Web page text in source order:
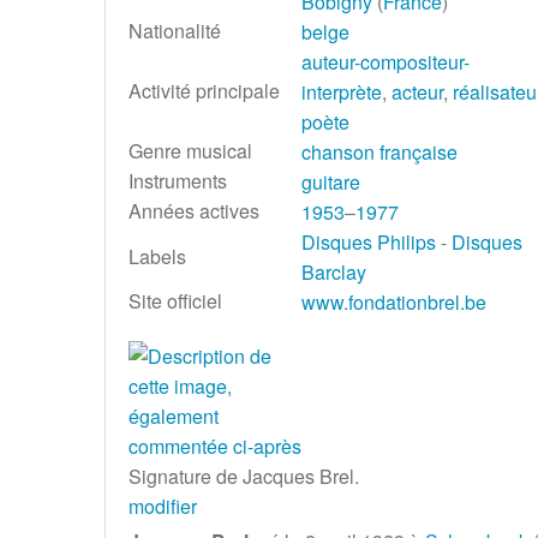
Nationalité
belge
Activité principale
auteur-compositeur-
interprète, acteur,
poète
Genre musical
chanson française
Instruments
guitare
Années actives
1953–1977
Labels
Disques Philips- Disques
Barclay
Site officiel
www.fondationbrel.be
Signature de Jacques Brel.
modifier